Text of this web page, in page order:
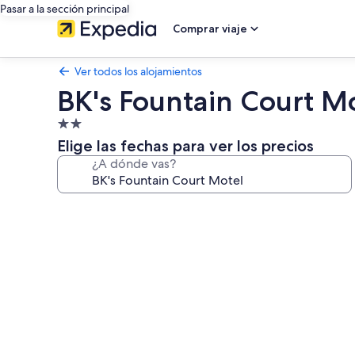
Pasar a la sección principal
Comprar viaje
Ver todos los alojamientos
BK's Fountain Court
Alojamiento
de
2.0 estrellas
Elige las fechas para ver los precios
¿A dónde vas?